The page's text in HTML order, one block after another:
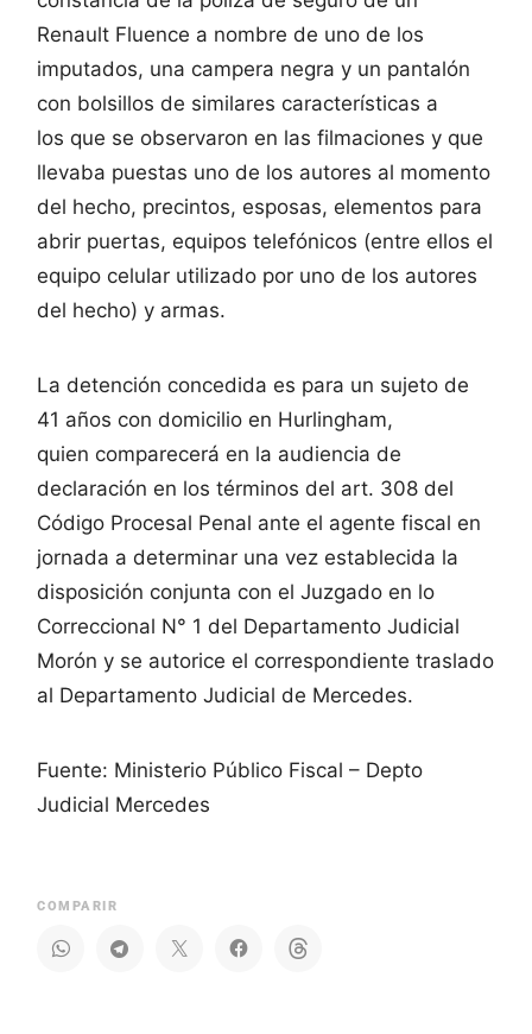
Renault Fluence a nombre de uno de los
imputados, una campera negra y un pantalón
con bolsillos de similares características a
los que se observaron en las filmaciones y que
llevaba puestas uno de los autores al momento
del hecho, precintos, esposas, elementos para
abrir puertas, equipos telefónicos (entre ellos el
equipo celular utilizado por uno de los autores
del hecho) y armas.
La detención concedida es para un sujeto de
41 años con domicilio en Hurlingham,
quien comparecerá en la audiencia de
declaración en los términos del art. 308 del
Código Procesal Penal ante el agente fiscal en
jornada a determinar una vez establecida la
disposición conjunta con el Juzgado en lo
Correccional N° 1 del Departamento Judicial
Morón y se autorice el correspondiente traslado
al Departamento Judicial de Mercedes.
Fuente: Ministerio Público Fiscal – Depto
Judicial Mercedes
COMPARIR